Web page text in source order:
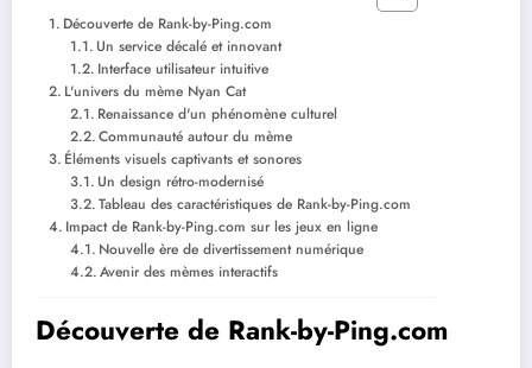
Découverte de Rank-by-Ping.com
Un service décalé et innovant
Interface utilisateur intuitive
L'univers du mème Nyan Cat
Renaissance d'un phénomène culturel
Communauté autour du mème
Éléments visuels captivants et sonores
Un design rétro-modernisé
Tableau des caractéristiques de Rank-by-Ping.com
Impact de Rank-by-Ping.com sur les jeux en ligne
Nouvelle ère de divertissement numérique
Avenir des mèmes interactifs
Découverte de Rank-by-Ping.com